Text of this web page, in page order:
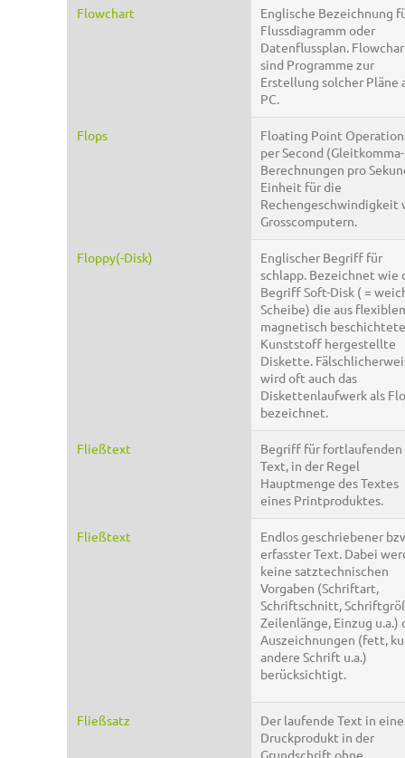
Flowchart
Englische Bezeichnung
Flussdiagramm oder
Datenflussplan.
sind Programme zur
Erstellung solcher Pläne
PC.
Flops
Floating Point
per Second (Gleitkomma-
Berechnungen pro
Einheit für die
Rechengeschwindigkeit
Grosscomputern.
Floppy(-Disk)
Englischer Begriff für
schlapp. Bezeichnet wie
Begriff Soft-Disk ( =
Scheibe) die aus
magnetisch
Kunststoff hergestellte
Diskette.
wird oft auch das
Diskettenlaufwerk als
bezeichnet.
Fließtext
Begriff für fortlaufenden
Text, in der Regel
Hauptmenge des Textes
eines Printproduktes.
Fließtext
Endlos geschriebener
erfasster Text. Dabei
keine satztechnischen
Vorgaben (Schriftart,
Schriftschnitt,
Zeilenlänge, Einzug u.a.)
Auszeichnungen (fett,
andere Schrift u.a.)
berücksichtigt.
Fließsatz
Der laufende Text in
Druckprodukt in der